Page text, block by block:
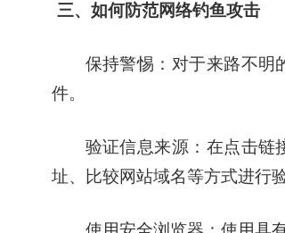
三、如何防范网络钓鱼攻击
保持警惕：对于来路不明
件。
验证信息来源：在点击链
址、比较网站域名等方式进行验